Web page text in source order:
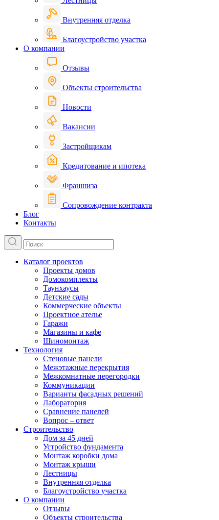
Внутренняя отделка
Благоустройство участка
О компании
Отзывы
Объекты строительства
Новости
Вакансии
Застройщикам
Кредитование и ипотека
Франшиза
Сопровождение контракта
Блог
Контакты
Каталог проектов
Проекты домов
Домокомплекты
Таунхаусы
Детские сады
Коммерческие объекты
Проектное ателье
Гаражи
Магазины и кафе
Шиномонтаж
Технология
Стеновые панели
Межэтажные перекрытия
Межкомнатные перегородки
Коммуникации
Варианты фасадных решений
Лаборатория
Сравнение панелей
Вопрос – ответ
Строительство
Дом за 45 дней
Устройство фундамента
Монтаж коробки дома
Монтаж крыши
Лестницы
Внутренняя отделка
Благоустройство участка
О компании
Отзывы
Объекты строительства